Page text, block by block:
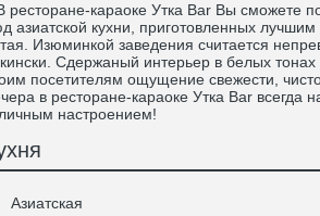
караоке Утка Bar Вы сможете
азиатской кухни, приготовленных
Изюминкой заведения считается
Сдержаный интерьер в белых
посетителям ощущение свежести,
в ресторане-караоке Утка Bar всегда
настроением!
Азиатская